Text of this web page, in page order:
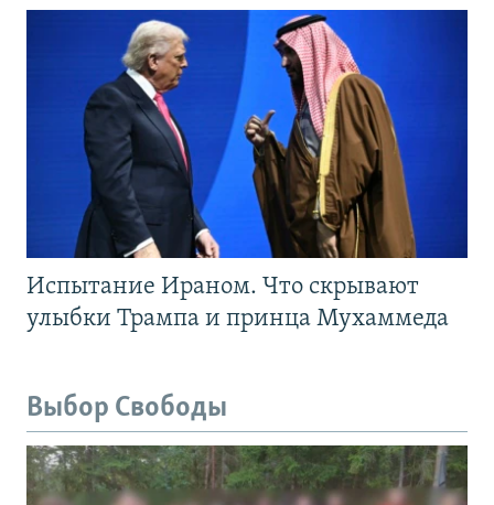
Испытание Ираном. Что скрывают
улыбки Трампа и принца Мухаммеда
Выбор Свободы